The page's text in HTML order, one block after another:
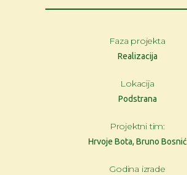
Faza projekta
Realizacija
Lokacija
Podstrana
Projektni tim:
Hrvoje Bota, Bruno Bosnić
Godina izrade